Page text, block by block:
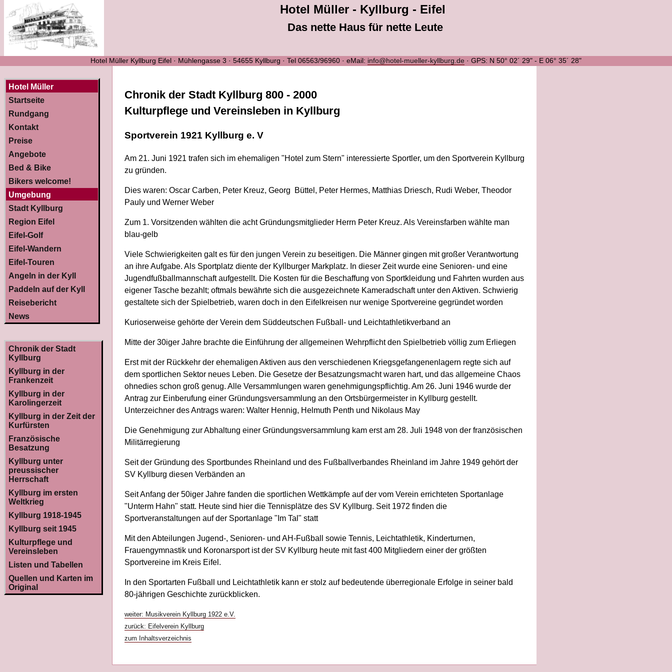
Hotel Müller - Kyllburg - Eifel
Das nette Haus für nette Leute
Hotel Müller Kyllburg Eifel · Mühlengasse 3 · 54655 Kyllburg · Tel 06563/96960 · eMail: info@hotel-mueller-kyllburg.de · GPS: N 50° 02´ 29" - E 06° 35´ 28"
Hotel Müller
Startseite
Rundgang
Kontakt
Preise
Angebote
Bed & Bike
Bikers welcome!
Umgebung
Stadt Kyllburg
Region Eifel
Eifel-Golf
Eifel-Wandern
Eifel-Touren
Angeln in der Kyll
Paddeln auf der Kyll
Reisebericht
News
Chronik der Stadt
Kyllburg
Kyllburg in der
Frankenzeit
Kyllburg in der
Karolingerzeit
Kyllburg in der Zeit der
Kurfürsten
Französische
Besatzung
Kyllburg unter
preussischer
Herrschaft
Kyllburg im ersten
Weltkrieg
Kyllburg 1918-1945
Kyllburg seit 1945
Kulturpflege und
Vereinsleben
Listen und Tabellen
Quellen und Karten im
Original
Chronik der Stadt Kyllburg 800 - 2000
Kulturpflege und Vereinsleben in Kyllburg
Sportverein 1921 Kyllburg e. V
Am 21. Juni 1921 trafen sich im ehemaligen "Hotel zum Stern" interessierte Sportler, um den Sportverein Kyllburg
zu gründen.
Dies waren: Oscar Carben, Peter Kreuz, Georg Büttel, Peter Hermes, Matthias Driesch, Rudi Weber, Theodor
Pauly und Werner Weber
Zum 1. Vorsitzenden wählten die acht Gründungsmitglieder Herrn Peter Kreuz. Als Vereinsfarben wählte man
blau-gelb
Viele Schwierigkeiten galt es für den jungen Verein zu beseitigen. Die Männer gingen mit großer Verantwortung
an ihre Aufgabe. Als Sportplatz diente der Kyllburger Markplatz. In dieser Zeit wurde eine Senioren- und eine
Jugendfußballmannschaft aufgestellt. Die Kosten für die Beschaffung von Sportkleidung und Fahrten wurden aus
eigener Tasche bezahlt; oftmals bewährte sich die ausgezeichnete Kameradschaft unter den Aktiven. Schwierig
gestaltete sich der Spielbetrieb, waren doch in den Eifelkreisen nur wenige Sportvereine gegründet worden
Kurioserweise gehörte der Verein dem Süddeutschen Fußball- und Leichtathletikverband an
Mitte der 30iger Jahre brachte die Einführung der allgemeinen Wehrpflicht den Spielbetrieb völlig zum Erliegen
Erst mit der Rückkehr der ehemaligen Aktiven aus den verschiedenen Kriegsgefangenenlagern regte sich auf
dem sportlichen Sektor neues Leben. Die Gesetze der Besatzungsmacht waren hart, und das allgemeine Chaos
ohnedies schon groß genug. Alle Versammlungen waren genehmigungspflichtig. Am 26. Juni 1946 wurde der
Antrag zur Einberufung einer Gründungsversammlung an den Ortsbürgermeister in Kyllburg gestellt.
Unterzeichner des Antrags waren: Walter Hennig, Helmuth Penth und Nikolaus May
Die Genehmigung zur Abhaltung einer Gründungsversammlung kam erst am 28. Juli 1948 von der französischen
Militärregierung
Seit der Gründung des Sportbundes Rheinland und des Fußballverbandes Rheinland im Jahre 1949 gehört der
SV Kyllburg diesen Verbänden an
Seit Anfang der 50iger Jahre fanden die sportlichen Wettkämpfe auf der vom Verein errichteten Sportanlage
"Unterm Hahn" statt. Heute sind hier die Tennisplätze des SV Kyllburg. Seit 1972 finden die
Sportveranstaltungen auf der Sportanlage "Im Tal" statt
Mit den Abteilungen Jugend-, Senioren- und AH-Fußball sowie Tennis, Leichtathletik, Kinderturnen,
Frauengymnastik und Koronarsport ist der SV Kyllburg heute mit fast 400 Mitgliedern einer der größten
Sportvereine im Kreis Eifel.
In den Sportarten Fußball und Leichtathletik kann er stolz auf bedeutende überregionale Erfolge in seiner bald
80-jährigen Geschichte zurückblicken.
weiter: Musikverein Kyllburg 1922 e.V.
zurück: Eifelverein Kyllburg
zum Inhaltsverzeichnis